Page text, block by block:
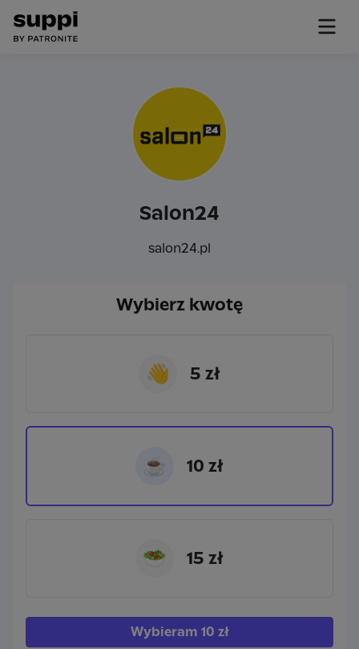
Salon24
salon24.pl
Wybierz kwotę
👋 5 zł
☕ 10 zł
🥗 15 zł
Wybieram 10 zł